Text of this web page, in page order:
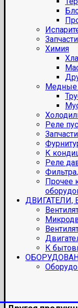
Химия
Медные
Реле
К
Реле
Прочее
ДВИГАТЕЛИ,
К